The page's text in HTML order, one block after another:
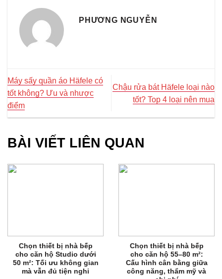
PHƯƠNG NGUYỄN
Máy sấy quần áo Häfele có
tốt không? Ưu và nhược
điểm
Chậu rửa bát Häfele loại nào
tốt? Top 4 loại nên mua
BÀI VIẾT LIÊN QUAN
Chọn thiết bị nhà bếp
cho căn hộ Studio dưới
50 m²: Tối ưu không gian
mà vẫn đủ tiện nghi
Chọn thiết bị nhà bếp
cho căn hộ 55–80 m²:
Cấu hình cân bằng giữa
công năng, thẩm mỹ và